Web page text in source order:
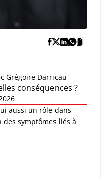
Grégoire Darricau
conséquences ?
aussi un rôle dans
symptômes liés à